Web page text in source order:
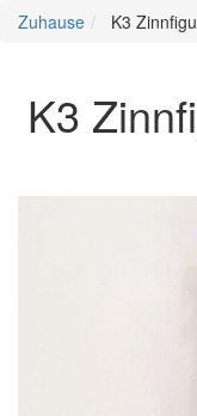
Zuhause K3
K3